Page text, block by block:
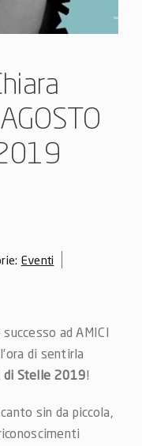
Eventi
ad AMICI
di sentirla
di Stelle 2019!
sin da piccola,